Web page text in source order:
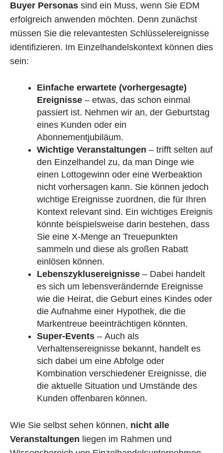
Buyer Personas sind ein Muss, wenn Sie EDM
erfolgreich anwenden möchten. Denn zunächst
müssen Sie die relevantesten Schlüsselereignisse
identifizieren. Im Einzelhandelskontext können dies
sein:
Einfache erwartete (vorhergesagte)
Ereignisse – etwas, das schon einmal
passiert ist. Nehmen wir an, der Geburtstag
eines Kunden oder ein
Abonnementjubiläum.
Wichtige Veranstaltungen – trifft selten auf
den Einzelhandel zu, da man Dinge wie
einen Lottogewinn oder eine Werbeaktion
nicht vorhersagen kann. Sie können jedoch
wichtige Ereignisse zuordnen, die für Ihren
Kontext relevant sind. Ein wichtiges Ereignis
könnte beispielsweise darin bestehen, dass
Sie eine X-Menge an Treuepunkten
sammeln und diese als großen Rabatt
einlösen können.
Lebenszyklusereignisse – Dabei handelt
es sich um lebensverändernde Ereignisse
wie die Heirat, die Geburt eines Kindes oder
die Aufnahme einer Hypothek, die die
Markentreue beeinträchtigen könnten.
Super-Events – Auch als
Verhaltensereignisse bekannt, handelt es
sich dabei um eine Abfolge oder
Kombination verschiedener Ereignisse, die
die aktuelle Situation und Umstände des
Kunden offenbaren können.
Wie Sie selbst sehen können, nicht alle
Veranstaltungen liegen im Rahmen und